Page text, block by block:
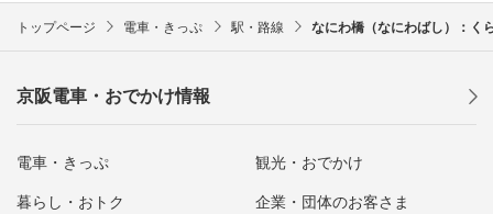
トップページ 電車・きっぷ 駅・路線 なにわ橋（なにわばし）：く
京阪電車・おでかけ情報
電車・きっぷ 観光・おでかけ
暮らし・おトク 企業・団体のお客さま